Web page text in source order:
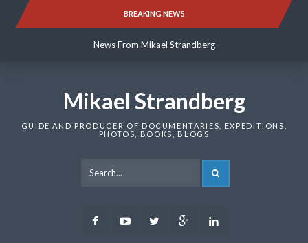
BREAKING NEWS
News From Mikael Strandberg
News From Mikael Strandberg
Mikael Strandberg
GUIDE AND PRODUCER OF DOCUMENTARIES, EXPEDITIONS,
PHOTOS, BOOKS, BLOGS
FacebookYoutubeTwitter Google